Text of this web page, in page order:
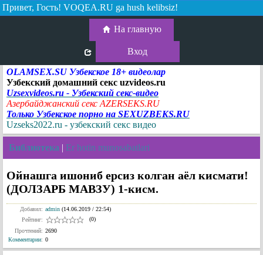
Привет, Гость! VOQEA.RU ga hush kelibsiz!
На главную
Вход
OLAMSEX.SU Узбекское 18+ видеолар
Узбекский домашний секс uzvideos.ru
Uzsexvideos.ru - Узбекский секс-видео
Азербайджанский секс AZERSEKS.RU
Только Узбекское порно на SEXUZBEKS.RU
Uzseks2022.ru - узбекский секс видео
Библиотека | Er hotin munosabatlari
Ойнашга ишониб ерсиз колган аёл кисмати!
(ДОЛЗАРБ МАВЗУ) 1-кисм.
Добавил: admin (14.06.2019 / 22:54)
Рейтинг:
(0)
Прочтений: 2690
Комментарии: 0